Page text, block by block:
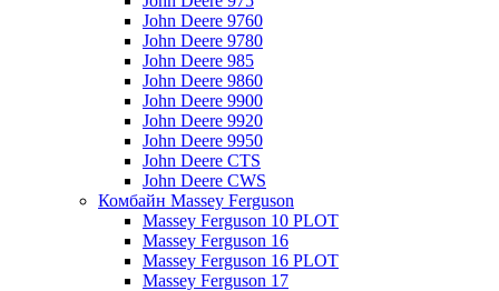
John Deere 9760
John Deere 9780
John Deere 985
John Deere 9860
John Deere 9900
John Deere 9920
John Deere 9950
John Deere CTS
John Deere CWS
Комбайн Massey Ferguson
Massey Ferguson 10 PLOT
Massey Ferguson 16
Massey Ferguson 16 PLOT
Massey Ferguson 17